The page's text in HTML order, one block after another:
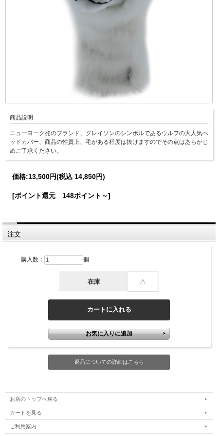
商品説明
ニューヨーク発のブランド、グレイソンのシンボルであるウルフの大人気ヘ
ッドカバー、商品の性質上、毛がある程度は抜けますのでその点はあらかじ
めご了承ください。
価格:13,500円(税込 14,850円)
[ポイント還元 148ポイント～]
注文
購入数： 個
在庫 △
返品についての詳細はこちら
お店のトップへ戻る
カートを見る
ご利用案内